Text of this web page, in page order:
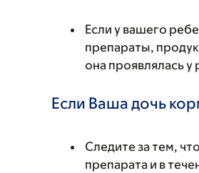
Если у вашего
препараты,
она проявлялась у
Если Ваша дочь
Следите за тем,
препарата и в